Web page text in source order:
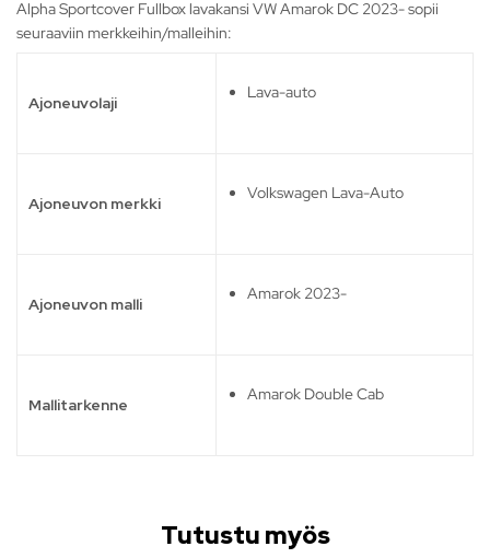
Alpha Sportcover Fullbox lavakansi VW Amarok DC 2023- sopii
seuraaviin merkkeihin/malleihin:
Ajoneuvolaji
Lava-auto
Ajoneuvon merkki
Volkswagen Lava-Auto
Ajoneuvon malli
Amarok 2023-
Mallitarkenne
Amarok Double Cab
Tutustu myös